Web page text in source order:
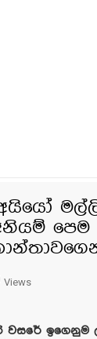
මල්ලි
පෙම
Views
වසරේ ඉගෙනුම